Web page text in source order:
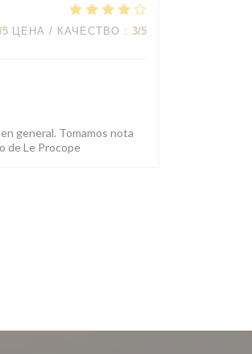
/5 ЦЕНА / КАЧЕСТВО : 3/5
general. Tomamos nota
de Le Procope